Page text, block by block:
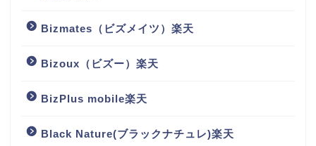
Bizmates（ビズメイツ）楽天
Bizoux（ビズー）楽天
BizPlus mobile楽天
Black Nature(ブラックナチュレ)楽天